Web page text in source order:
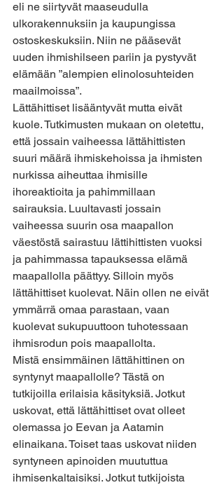
eli ne siirtyvät maaseudulla
ulkorakennuksiin ja kaupungissa
ostoskeskuksiin. Niin ne pääsevät
uuden ihmishilseen pariin ja pystyvät
elämään ”alempien elinolosuhteiden
maailmoissa”.
Lättähittiset lisääntyvät mutta eivät
kuole. Tutkimusten mukaan on oletettu,
että jossain vaiheessa lättähittisten
suuri määrä ihmiskehoissa ja ihmisten
nurkissa aiheuttaa ihmisille
ihoreaktioita ja pahimmillaan
sairauksia. Luultavasti jossain
vaiheessa suurin osa maapallon
väestöstä sairastuu lättihittisten vuoksi
ja pahimmassa tapauksessa elämä
maapallolla päättyy. Silloin myös
lättähittiset kuolevat. Näin ollen ne eivät
ymmärrä omaa parastaan, vaan
kuolevat sukupuuttoon tuhotessaan
ihmisrodun pois maapallolta.
Mistä ensimmäinen lättähittinen on
syntynyt maapallolle? Tästä on
tutkijoilla erilaisia käsityksiä. Jotkut
uskovat, että lättähittiset ovat olleet
olemassa jo Eevan ja Aatamin
elinaikana. Toiset taas uskovat niiden
syntyneen apinoiden muututtua
ihmisenkaltaisiksi. Jotkut tutkijoista